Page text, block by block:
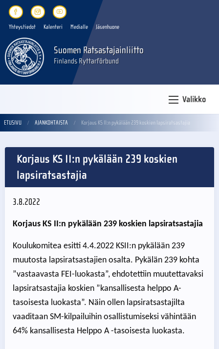
Yhteystiedot Kalenteri Medialle Jäsenhuone
Suomen Ratsastajainliitto
Finlands Ryttarförbund
Valikko
ETUSIVU AJANKOHTAISTA Korjaus KS II:n pykälään 239 koskien lapsiratsastajia
Korjaus KS II:n pykälään 239 koskien
lapsiratsastajia
3.8.2022
Korjaus KS II:n pykälään 239 koskien lapsiratsastajia
Koulukomitea esitti 4.4.2022 KSII:n pykälään 239
muutosta lapsiratsastajien osalta. Pykälän 239 kohta
”vastaavasta FEI-luokasta”, ehdotettiin muutettavaksi
lapsiratsastajia koskien ”kansallisesta helppo A-
tasoisesta luokasta”. Näin ollen lapsiratsastajilta
vaaditaan SM-kilpailuihin osallistumiseksi vähintään
64% kansallisesta Helppo A -tasoisesta luokasta.